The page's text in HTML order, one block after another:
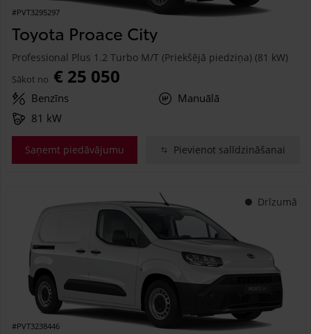
#PVT3295297
Toyota Proace City
Professional Plus 1.2 Turbo M/T (Priekšējā piedziņa) (81 kW)
Sākot no € 25 050
Benzīns
Manuālā
81 kW
Saņemt piedāvājumu Pievienot salīdzināšanai
Drīzumā
#PVT3238446